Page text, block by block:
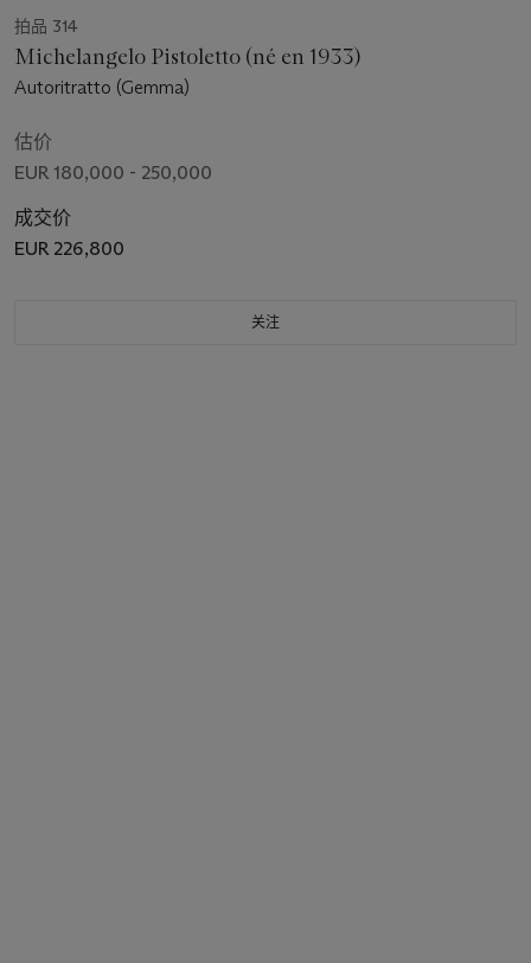
拍品 314
Michelangelo Pistoletto (né en 1933)
Autoritratto (Gemma)
估价
EUR 180,000 - 250,000
成交价
EUR 226,800
关注